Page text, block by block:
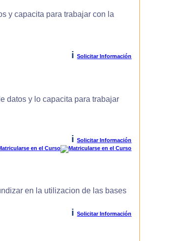
y capacita para trabajar con la
i Solicitar Información
datos y lo capacita para trabajar
i
Solicitar Información
en la utilizacion de las bases
i Solicitar Información